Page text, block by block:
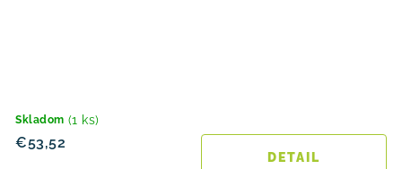
Skladom (1 ks)
€53,52
DETAIL